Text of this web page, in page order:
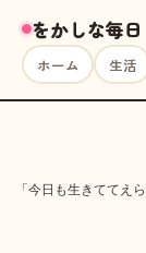
をかしな毎日
ホーム 生活
「今日も生きててえ